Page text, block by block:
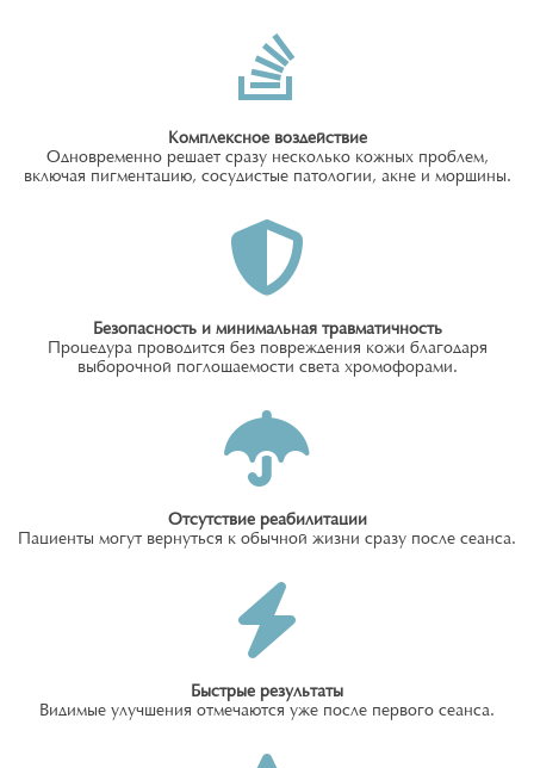
Комплексное воздействие
Одновременно решает сразу несколько кожных проблем,
включая пигментацию, сосудистые патологии, акне и морщины.
Безопасность и минимальная травматичность
Процедура проводится без повреждения кожи благодаря
выборочной поглощаемости света хромофорами.
Отсутствие реабилитации
Пациенты могут вернуться к обычной жизни сразу после сеанса.
Быстрые результаты
Видимые улучшения отмечаются уже после первого сеанса.